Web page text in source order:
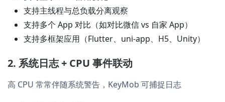
支持主线程与总负载分离观察
支持多个 App 对比（如对比微信 vs 自家 App）
支持多框架应用（Flutter、uni-app、H5、Unity）
2. 系统日志 + CPU 事件联动
高 CPU 常常伴随系统警告，KeyMob 可捕捉日志